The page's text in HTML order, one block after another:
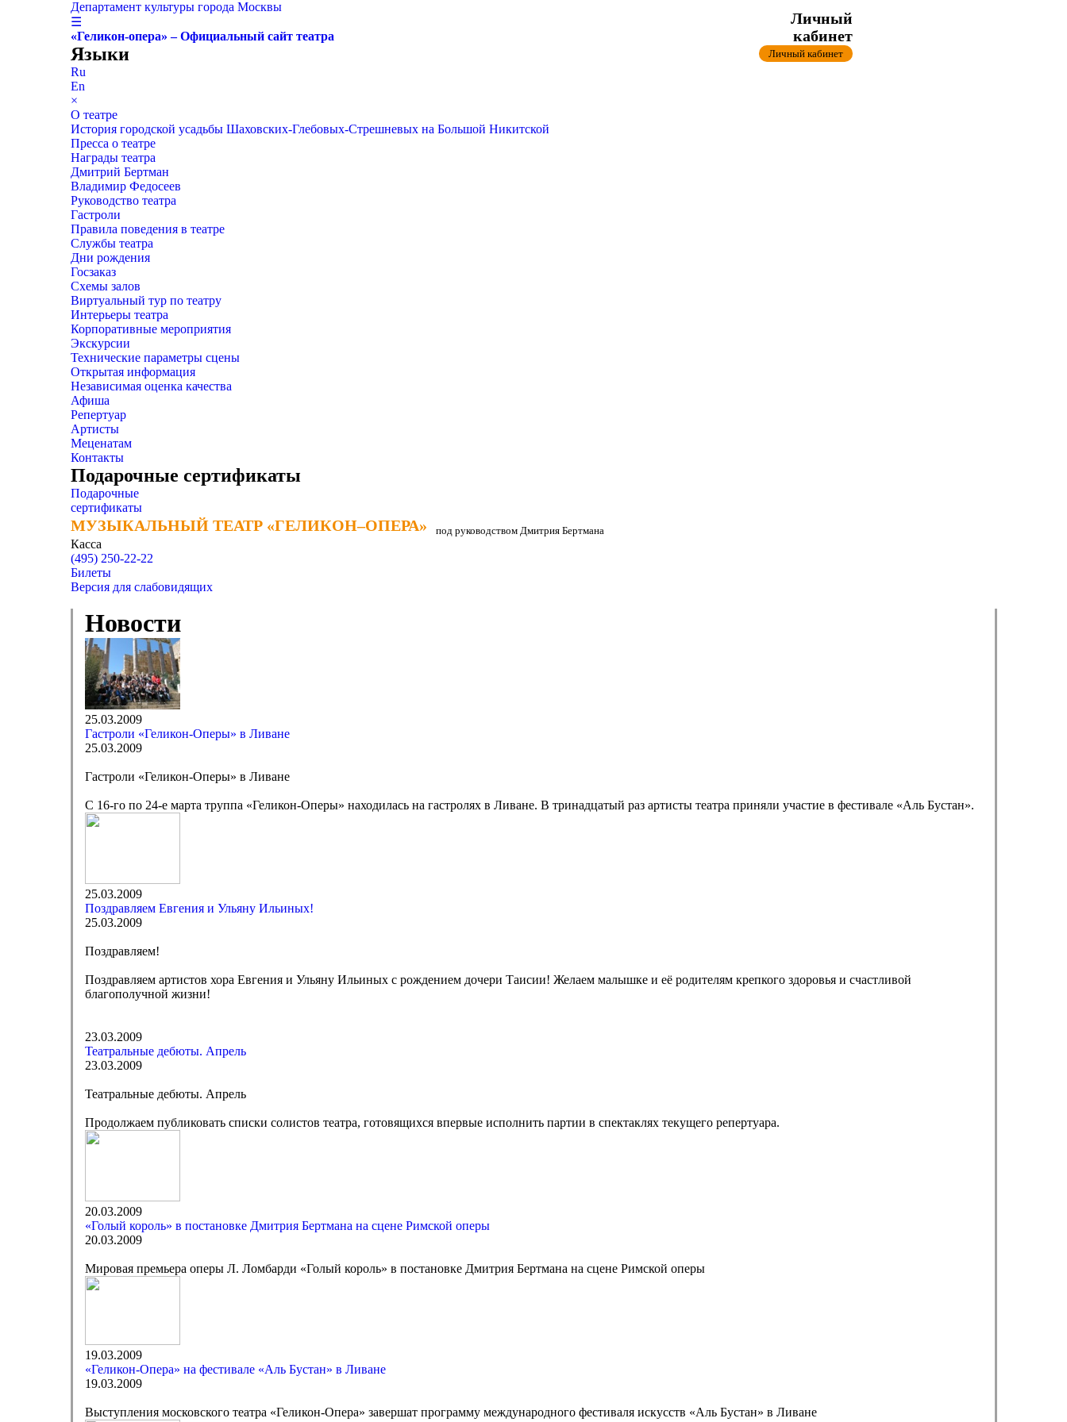
Департамент культуры города Москвы
☰
«Геликон-опера» – Официальный сайт театра
Языки
Ru
En
×
О театре
История городской усадьбы Шаховских-Глебовых-Стрешневых на Большой Никитской
Пресса о театре
Награды театра
Дмитрий Бертман
Владимир Федосеев
Руководство театра
Гастроли
Правила поведения в театре
Службы театра
Дни рождения
Госзаказ
Схемы залов
Виртуальный тур по театру
Интерьеры театра
Корпоративные мероприятия
Экскурсии
Технические параметры сцены
Открытая информация
Независимая оценка качества
Афиша
Репертуар
Артисты
Меценатам
Контакты
Подарочные сертификаты
Подарочные
сертификаты
МУЗЫКАЛЬНЫЙ ТЕАТР «ГЕЛИКОН–ОПЕРА»
МУЗЫКАЛЬНЫЙ ТЕАТР «ГЕЛИКОН–ОПЕРА» под руководством Дмитрия Бертмана
Касса
(495) 250-22-22
Личный
кабинет
Личный кабинет
Билеты
Версия для слабовидящих
Новости
25.03.2009
Гастроли «Геликон-Оперы» в Ливане
25.03.2009
Гастроли «Геликон-Оперы» в Ливане
C 16-го по 24-е марта труппа «Геликон-Оперы» находилась на гастролях в Ливане. В тринадцатый раз артисты театра приняли участие в фестивале «Аль Бустан».
25.03.2009
Поздравляем Евгения и Ульяну Ильиных!
25.03.2009
Поздравляем!
Поздравляем артистов хора Евгения и Ульяну Ильиных с рождением дочери Таисии! Желаем малышке и её родителям крепкого здоровья и счастливой
благополучной жизни!
23.03.2009
Театральные дебюты. Апрель
23.03.2009
Театральные дебюты. Апрель
Продолжаем публиковать списки солистов театра, готовящихся впервые исполнить партии в спектаклях текущего репертуара.
20.03.2009
«Голый король» в постановке Дмитрия Бертмана на сцене Римской оперы
20.03.2009
Мировая премьера оперы Л. Ломбарди «Голый король» в постановке Дмитрия Бертмана на сцене Римской оперы
19.03.2009
«Геликон-Опера» на фестивале «Аль Бустан» в Ливане
19.03.2009
Выступления московского театра «Геликон-Опера» завершат программу международного фестиваля искусств «Аль Бустан» в Ливане